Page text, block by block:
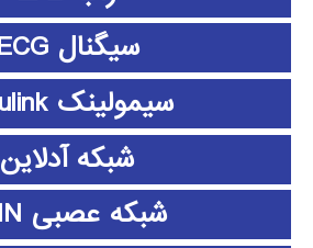
سیگنال ECG
سیمولینک simulink
شبکه آدلاین
شبکه عصبی CNN